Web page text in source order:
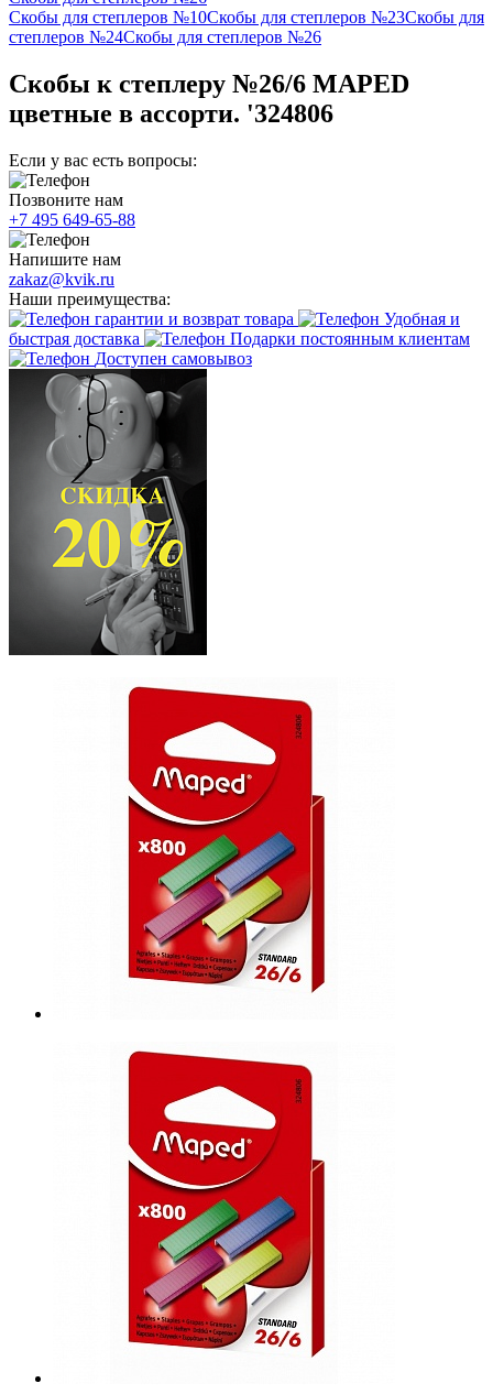
Скобы для степлеров №10Скобы для степлеров №23Скобы для
степлеров №24Скобы для степлеров №26
Скобы к степлеру №26/6 MAPED
цветные в ассорти. '324806
Если у вас есть вопросы:
Позвоните нам
+7 495 649-65-88
Напишите нам
zakaz@kvik.ru
Наши преимущества:
гарантии и возврат товара
Удобная и
быстрая доставка
Подарки постоянным клиентам
Доступен самовывоз